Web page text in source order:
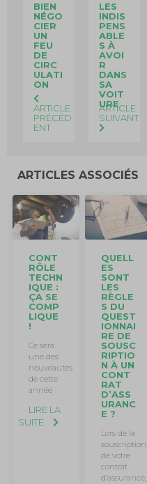
BIEN
NÉGO
CIER
UN
FEU
DE
CIRC
ULATI
ON
ARTICLE
PRÉCÉD
ENT
LES
INDIS
PENS
ABLE
S À
AVOI
R
DANS
SA
VOIT
URE
ARTICLE
SUIVANT
ARTICLES ASSOCIÉS
CONT
RÔLE
TECHN
IQUE :
ÇA SE
COMP
LIQUE
!
Ce sera
une des
nouveautés
de cette
année
LIRE LA
SUITE
QUELL
ES
SONT
LES
RÈGLE
S DU
QUEST
IONNAI
RE DE
SOUSC
RIPTIO
N À UN
CONT
RAT
D’ASS
URANC
E ?
Lors de la
souscription
de votre
contrat
d’assurance,